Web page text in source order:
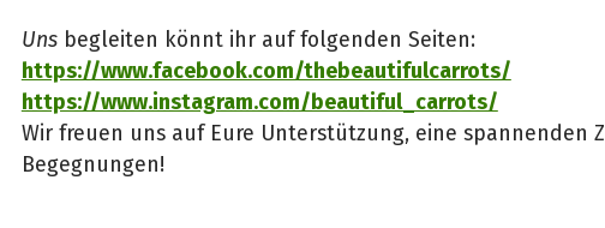
Unsbegleiten könnt ihr auf folgenden Seiten:
https://www.facebook.com/thebeautifulcarrots/
https://www.instagram.com/beautiful_carrots/
Wir freuen uns auf Eure Unterstützung, eine spannenden
Begegnungen!